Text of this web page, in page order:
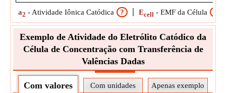
a2 - Atividade Iônica Catódica ? Ecell - EMF da Célula
Exemplo de Atividade do Eletrólito Catódico da
Célula de Concentração com Transferência de
Valências Dadas
Com valores Com unidades Apenas exemplo